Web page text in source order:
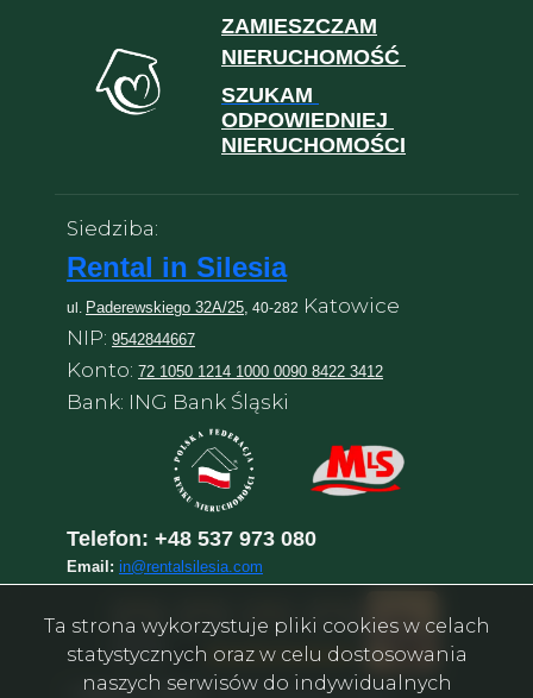
ZAMIESZCZAM
NIERUCHOMOŚĆ
SZUKAM
ODPOWIEDNIEJ
NIERUCHOMOŚCI
Siedziba:
Rental in Silesia
ul. Paderewskiego 32A/25, 40-282 Katowice
NIP: 9542844667
Konto: 72 1050 1214 1000 0090 8422 3412
Bank: ING Bank Śląski
Telefon: +48 537 973 080
Email: in@rentalsilesia.com
Rental in Silesia – Агентство нерухомості у Катовіце
Ta strona wykorzystuje pliki cookies w celach
statystycznych oraz w celu dostosowania
naszych serwisów do indywidualnych